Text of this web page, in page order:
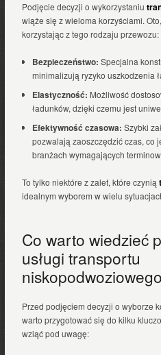
Podjęcie decyzji o wykorzystaniu
wiąże się z wieloma korzyściami.
korzystając z tego rodzaju przewozu:
Bezpieczeństwo: Specjalna
minimalizują ryzyko uszkodzenia
Elastyczność: Możliwość
ładunków, dzięki czemu jest
Efektywność czasowa: Szybki
pozwalają zaoszczędzić czas, co
branżach wymagających
To tylko niektóre z zalet, które czynią
idealnym wyborem w wielu
Co warto wiedzieć
usługi transportu
Przed podjęciem decyzji o wyborze
warto przygotować się do kilku
wziąć pod uwagę: